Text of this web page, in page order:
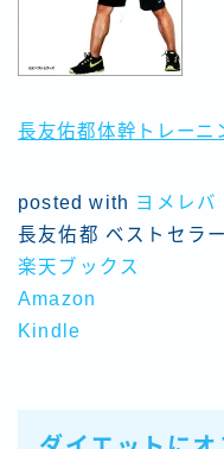
長友佑都体幹トレーニ
posted with ヨメレバ
長友佑都 ベストセラ
楽天ブックス
Amazon
Kindle